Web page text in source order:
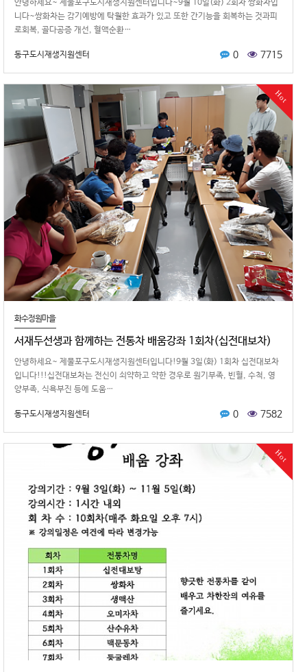
안녕하세요~ 제물포구도시재생지원센터입니다~9월 10일(화) 2회차 쌍화차입
니다~쌍화차는 감기예방에 탁월한 효과가 있고 또한 간기능을 회복하는 것과피
로회복, 골다공증 개선, 혈액순환…
동구도시재생지원센터 0 7715
Hot
화수정원마을
서재두선생과 함께하는 전통차 배움강좌 1회차(십전대보차)
안녕하세요~ 제물포구도시재생지원센터입니다!9월 3일(화) 1회차 십전대보차
입니다!!!십전대보차는 전신이 쇠약하고 약한 경우로 원기부족, 빈혈, 수척, 영
양부족, 식욕부진 등에 도움…
동구도시재생지원센터 0 7582
Hot